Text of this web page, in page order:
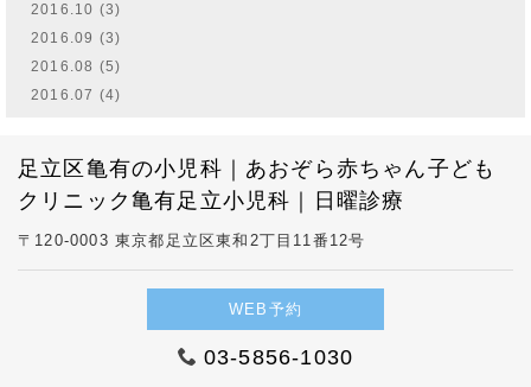
2016.10 (3)
2016.09 (3)
2016.08 (5)
2016.07 (4)
足立区亀有の小児科｜あおぞら赤ちゃん子ども
クリニック亀有足立小児科｜日曜診療
〒120-0003 東京都足立区東和2丁目11番12号
WEB予約
03-5856-1030